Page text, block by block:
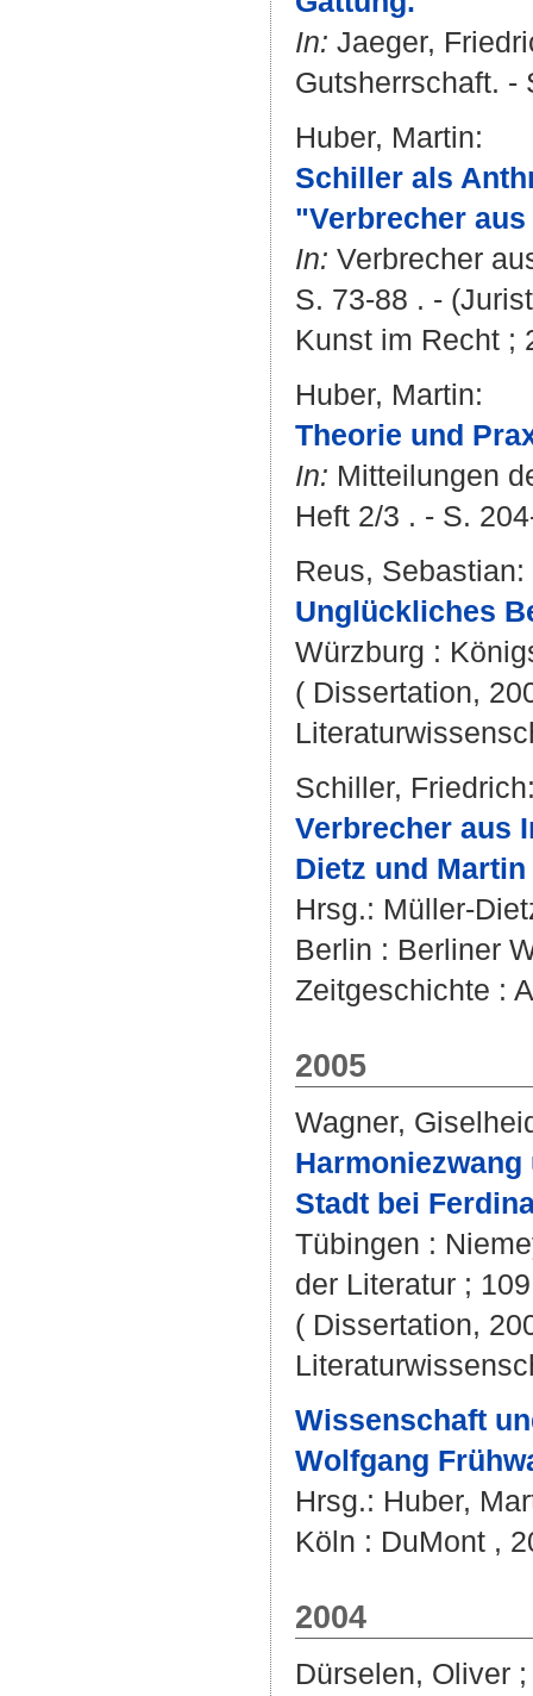
In: Jaeger,
Gutsherrschaft. -
Huber, Martin:
Schiller als
"Verbrecher
In: Verbrecher
S. 73-88 . -
Kunst im Recht ;
Huber, Martin:
Theorie und
In: Mitteilungen
Heft 2/3 . - S.
Reus, Sebastian:
Unglückliches
Würzburg :
( Dissertation,
Schiller, Friedrich
Verbrecher aus
Dietz und Martin
Hrsg.: Müller-
Berlin : Berliner
Zeitgeschichte :
2005
Wagner,
Stadt bei
Tübingen :
der Literatur ;
( Dissertation,
Wissenschaft
Wolfgang
Hrsg.: Huber,
Köln : DuMont ,
2004
Dürselen, Oliver